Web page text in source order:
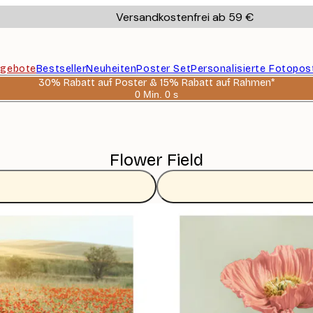
Versandkostenfrei ab 59 €
BestsellerNeuheitenPoster SetPersonalisierte
30% Rabatt auf Poster & 15% Rabatt auf Rahmen*
0 Min. 0 s
Gültig
Flower Field